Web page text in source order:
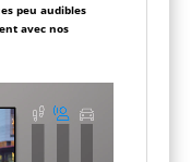
peu audibles
avec nos